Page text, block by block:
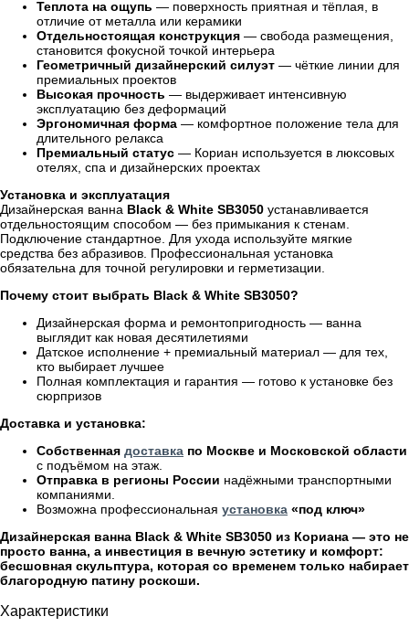
Теплота на ощупь — поверхность приятная и тёплая, в
отличие от металла или керамики
Отдельностоящая конструкция — свобода размещения,
становится фокусной точкой интерьера
Геометричный дизайнерский силуэт — чёткие линии для
премиальных проектов
Высокая прочность — выдерживает интенсивную
эксплуатацию без деформаций
Эргономичная форма — комфортное положение тела для
длительного релакса
Премиальный статус — Кориан используется в люксовых
отелях, спа и дизайнерских проектах
Установка и эксплуатация
Дизайнерская ванна Black & White SB3050 устанавливается
отдельностоящим способом — без примыкания к стенам.
Подключение стандартное. Для ухода используйте мягкие
средства без абразивов. Профессиональная установка
обязательна для точной регулировки и герметизации.
Почему стоит выбрать Black & White SB3050?
Дизайнерская форма и ремонтопригодность — ванна
выглядит как новая десятилетиями
Датское исполнение + премиальный материал — для тех,
кто выбирает лучшее
Полная комплектация и гарантия — готово к установке без
сюрпризов
Доставка и установка:
Собственная доставка по Москве и Московской области
с подъёмом на этаж.
Отправка в регионы России надёжными транспортными
компаниями.
Возможна профессиональная установка «под ключ»
Дизайнерская ванна Black & White SB3050 из Кориана — это не
просто ванна, а инвестиция в вечную эстетику и комфорт:
бесшовная скульптура, которая со временем только набирает
благородную патину роскоши.
Характеристики